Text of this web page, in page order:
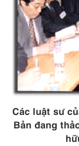
Các luật sư
Bản đang